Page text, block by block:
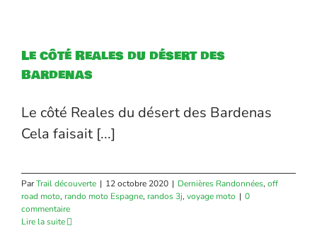
Le côté Reales du désert des
Bardenas
Le côté Reales du désert des Bardenas
Cela faisait [...]
ParTrail découverte | 12 octobre 2020 | Dernières Randonnées, off
road moto, rando moto Espagne, randos 3j, voyage moto | 0
commentaire
Lire la suite